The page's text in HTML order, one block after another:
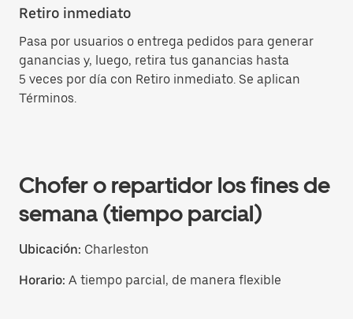
Retiro inmediato
Pasa por usuarios o entrega pedidos para generar
ganancias y, luego, retira tus ganancias hasta
5 veces por día con Retiro inmediato. Se aplican
Términos.
Chofer o repartidor los fines de
semana (tiempo parcial)
Ubicación: Charleston
Horario: A tiempo parcial, de manera flexible